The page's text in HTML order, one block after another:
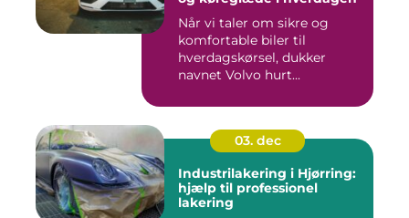
Når vi taler om sikre og
komfortable biler til
hverdagskørsel, dukker
navnet Volvo hurt...
03. dec
Industrilakering i Hjørring:
hjælp til professionel
lakering